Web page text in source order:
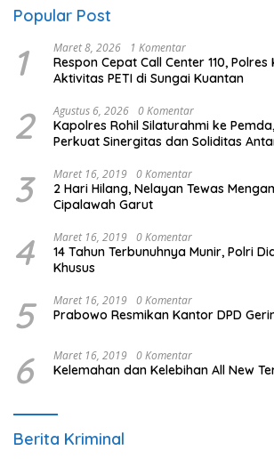
Popular Post
1 Maret 8, 2026 1 Komentar
Respon Cepat Call Center 110,
Aktivitas PETI di Sungai Kuantan
2 Agustus 6, 2026 0 Komentar
Kapolres Rohil Silaturahmi ke
Perkuat Sinergitas dan Soliditas
3 Maret 16, 2019 0 Komentar
2 Hari Hilang, Nelayan Tewas
Cipalawah Garut
4 Maret 16, 2019 0 Komentar
14 Tahun Terbunuhnya Munir, Polri
Khusus
5 Maret 16, 2019 0 Komentar
Prabowo Resmikan Kantor DPD
6 Maret 16, 2019 0 Komentar
Kelemahan dan Kelebihan All New
Berita Kriminal